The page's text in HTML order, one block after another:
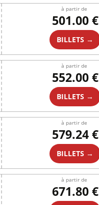
à partir de
501.00 €
BILLETS →
à partir de
552.00 €
BILLETS →
à partir de
579.24 €
BILLETS →
à partir de
671.80 €